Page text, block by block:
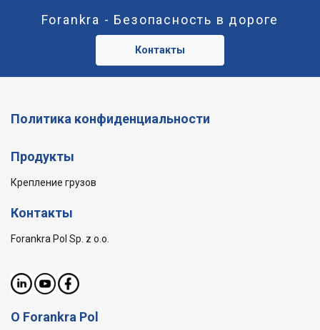
Forankra - Безопасность в дороге
Контакты
Политика конфиденциальности
Продукты
Крепление грузов
Контакты
Forankra Pol Sp. z o.o.
О Forankra Pol